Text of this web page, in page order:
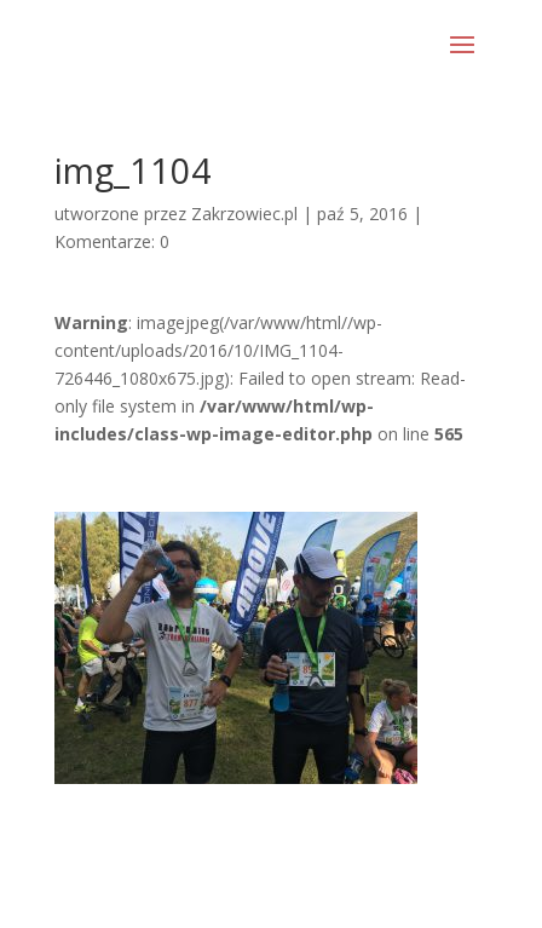
img_1104
utworzone przez Zakrzowiec.pl | paź 5, 2016 |
Komentarze: 0
Warning: imagejpeg(/var/www/html//wp-
content/uploads/2016/10/IMG_1104-
726446_1080x675.jpg): Failed to open stream: Read-
only file system in /var/www/html/wp-
includes/class-wp-image-editor.php on line 565